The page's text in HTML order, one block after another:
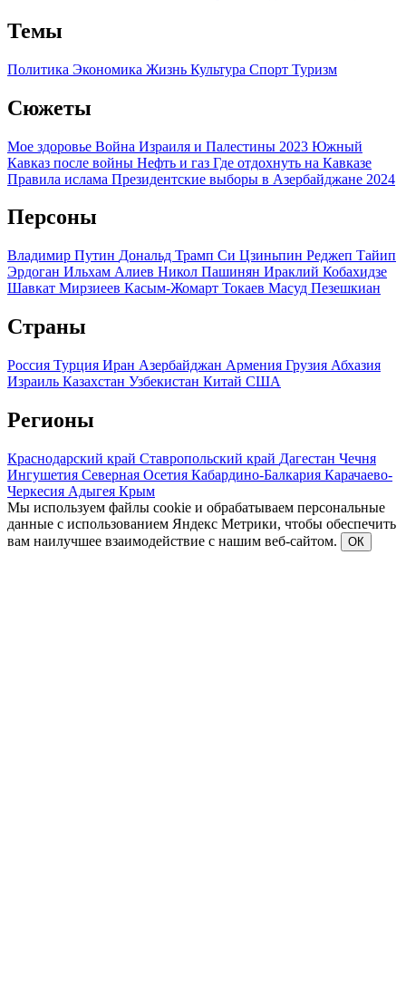
Темы
Политика Экономика Жизнь Культура Спорт Туризм
Сюжеты
Мое здоровье Война Израиля и Палестины 2023 Южный
Кавказ после войны Нефть и газ Где отдохнуть на Кавказе
Правила ислама Президентские выборы в Азербайджане 2024
Персоны
Владимир Путин Дональд Трамп Си Цзиньпин Реджеп Тайип
Эрдоган Ильхам Алиев Никол Пашинян Ираклий Кобахидзе
Шавкат Мирзиеев Касым-Жомарт Токаев Масуд Пезешкиан
Страны
Россия Турция Иран Азербайджан Армения Грузия Абхазия
Израиль Казахстан Узбекистан Китай США
Регионы
Краснодарский край Ставропольский край Дагестан Чечня
Ингушетия Северная Осетия Кабардино-Балкария Карачаево-
Черкесия Адыгея Крым
Мы используем файлы cookie и обрабатываем персональные
данные с использованием Яндекс Метрики, чтобы обеспечить
вам наилучшее взаимодействие с нашим веб-сайтом.
ОК